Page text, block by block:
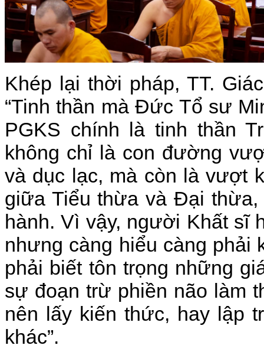
Khép lại thời pháp, TT.
“Tinh thần mà Đức Tổ sư
PGKS chính là tinh thần
không chỉ là con đường
và dục lạc, mà còn là vượt
giữa Tiểu thừa và Đại
hành. Vì vậy, người Khất sĩ
nhưng càng hiểu càng phải
phải biết tôn trọng những
sự đoạn trừ phiền não làm
nên lấy kiến thức, hay lập
khác”.